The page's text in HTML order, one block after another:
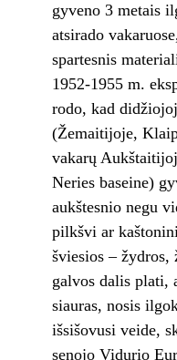
gyveno 3 metais
atsirado
spartesnis
1952-1955 m.
rodo, kad
(Žemaitijoje,
vakarų
Neries baseine)
aukštesnio negu
pilkšvi ar
šviesios – žydros,
galvos dalis plati,
siauras, nosis
išsišovusi veide,
senojo Vidurio